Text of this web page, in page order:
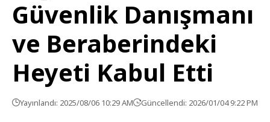
Güvenlik Danışmanı
ve Beraberindeki
Heyeti Kabul Etti
Yayınlandı: 2025/08/06 10:29 AM Güncellendi: 2026/01/04 9:22 PM